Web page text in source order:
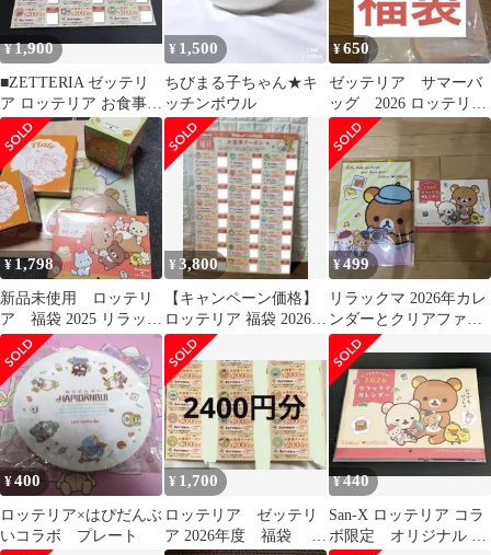
¥1,900
■ZETTERIA ゼッテリ
ア ロッテリア お食事ク
ーポン 2400円分
¥ 1,500
ちびまる子ちゃん★キ
ッチンボウル
¥650
ゼッテリア サマーバ
ッグ 2026 ロッテリ
ア ハンバーガー ポ
テト
¥1,798
新品未使用 ロッテリ
ア 福袋 2025 リラック
マ セット
¥3,800
【キャンペーン価格】
ロッテリア 福袋 2026
お食事クーポン リラッ
クマ
¥499
リラックマ 2026年カレ
ンダーとクリアファイ
ルセット
¥400
ロッテリア×はぴだんぶ
いコラボ プレート
¥ 1,700
ロッテリア ゼッテリ
ア 2026年度 福袋 お
¥440
San-X ロッテリア コラ
ボ限定 オリジナル リ